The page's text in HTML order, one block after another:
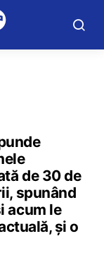
de 30 de
spunând
acum le
și o